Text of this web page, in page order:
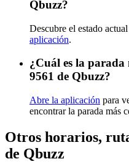
Qbuzz?
Descubre el estado
aplicación.
¿Cuál es la parada
9561 de Qbuzz?
Abre la aplicación para
encontrar la parada más
Otros horarios,
de Qbuzz